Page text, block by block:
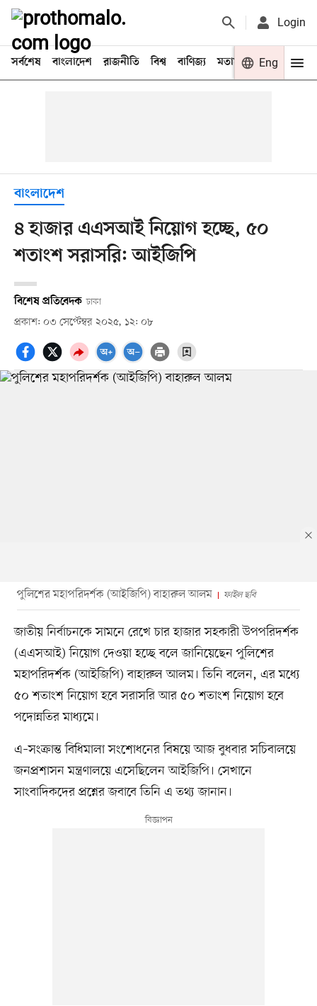
Login
সর্বশেষ বাংলাদেশ রাজনীতি বিশ্ব বাণিজ্য মতামত খেলা
Eng
বাংলাদেশ
৪ হাজার এএসআই নিয়োগ হচ্ছে, ৫০
শতাংশ সরাসরি: আইজিপি
বিশেষ প্রতিবেদক ঢাকা
প্রকাশ: ০৩ সেপ্টেম্বর ২০২৫, ১২: ০৮
পুলিশের মহাপরিদর্শক (আইজিপি) বাহারুল আলম ফাইল ছবি
জাতীয় নির্বাচনকে সামনে রেখে চার হাজার সহকারী উপপরিদর্শক
(এএসআই) নিয়োগ দেওয়া হচ্ছে বলে জানিয়েছেন পুলিশের
মহাপরিদর্শক (আইজিপি) বাহারুল আলম। তিনি বলেন, এর মধ্যে
৫০ শতাংশ নিয়োগ হবে সরাসরি আর ৫০ শতাংশ নিয়োগ হবে
পদোন্নতির মাধ্যমে।
এ–সংক্রান্ত বিধিমালা সংশোধনের বিষয়ে আজ বুধবার সচিবালয়ে
জনপ্রশাসন মন্ত্রণালয়ে এসেছিলেন আইজিপি। সেখানে
সাংবাদিকদের প্রশ্নের জবাবে তিনি এ তথ্য জানান।